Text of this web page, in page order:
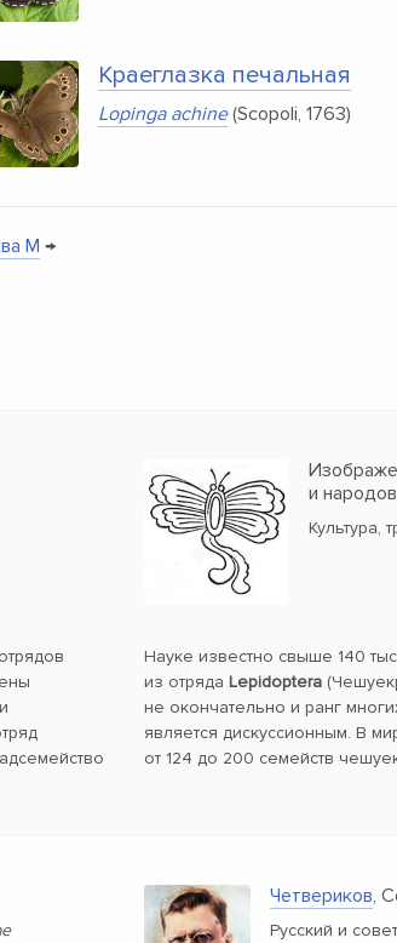
Краеглазка печальная
Lopinga achine(Scopoli, 1763)
M →
и
Культура,
Науке известно свыше 140
из отряда Lepidoptera
не окончательно и ранг
является дискуссионным. В
от 124 до 200 семейств
Четвериков,
Русский и